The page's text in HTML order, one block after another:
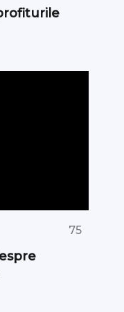
75